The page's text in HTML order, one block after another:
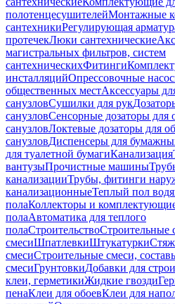
полотенцесушителейМонтажные
сантехникиРегулирующая
протечекЛюки сантехнические
магистральных фильтров, систем
сантехническихФитинги
инсталляцийОпрессовочные
общественных местАксессуары
санузловСушилки для рук
санузловСенсорные дозаторы для
санузловЛоктевые дозаторы для
санузловДиспенсеры для
для туалетной бумагиКанализация
вантузыПрочистные машины
канализацииТрубы, фитинги
канализационныеТеплый пол
полаКоллекторы и
полаАвтоматика для теплого
полаСтроительствоСтроительные
смесиШпатлевкиШтукатурки
смесиСтроительные смеси,
смесиГрунтовкиДобавки для
клеи, герметикиЖидкие гвозди
пенаКлеи для обоевКлеи для